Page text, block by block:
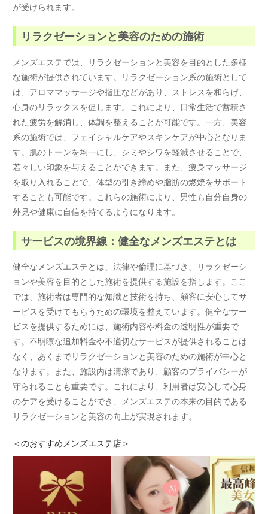
が受けられます。
リラクゼーションと美容のための施術
メンズエステでは、リラクゼーションと美容を目的とした多様
な施術が提供されています。リラクゼーション系の施術として
は、アロママッサージや指圧などがあり、ストレスを和らげ、
心身のリラックスを促します。これにより、日常生活で蓄積さ
れた疲労を解消し、体調を整えることが可能です。一方、美容
系の施術では、フェイシャルケアやスキンケアが中心となりま
す。肌のトーンを均一にし、シミやシワを軽減させることで、
若々しい印象を与えることができます。また、痩身マッサージ
を取り入れることで、体型の引き締めや脂肪の燃焼をサポート
することも可能です。これらの施術により、男性も自分自身の
外見や健康に自信を持てるようになります。
サービスの境界線：健全なメンズエステとは
健全なメンズエステとは、法律や倫理に基づき、リラクゼーシ
ョンや美容を目的とした施術を提供する施設を指します。ここ
では、施術者は専門的な知識と技術を持ち、顧客に安心してサ
ービスを受けてもらうための環境を整えています。健全なサー
ビスを提供するためには、施術内容や料金の透明性が重要で
す。不明瞭な追加料金や不適切なサービスが提供されることは
なく、あくまでリラクゼーションと美容のための施術が中心と
なります。また、施設内は清潔であり、顧客のプライバシーが
守られることも重要です。これにより、利用者は安心して心身
のケアを受けることができ、メンズエステの本来の目的である
リラクゼーションと美容の向上が実現されます。
＜のおすすめメンズエステ店＞